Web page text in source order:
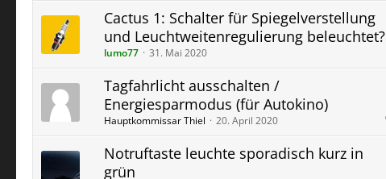
Cactus 1: Schalter für Spiegelverstellung
und Leuchtweitenregulierung beleuchtet?
lumo77 31. Mai 2020
Tagfahrlicht ausschalten /
Energiesparmodus (für Autokino)
Hauptkommissar Thiel 20. April 2020
Notruftaste leuchte sporadisch kurz in
grün